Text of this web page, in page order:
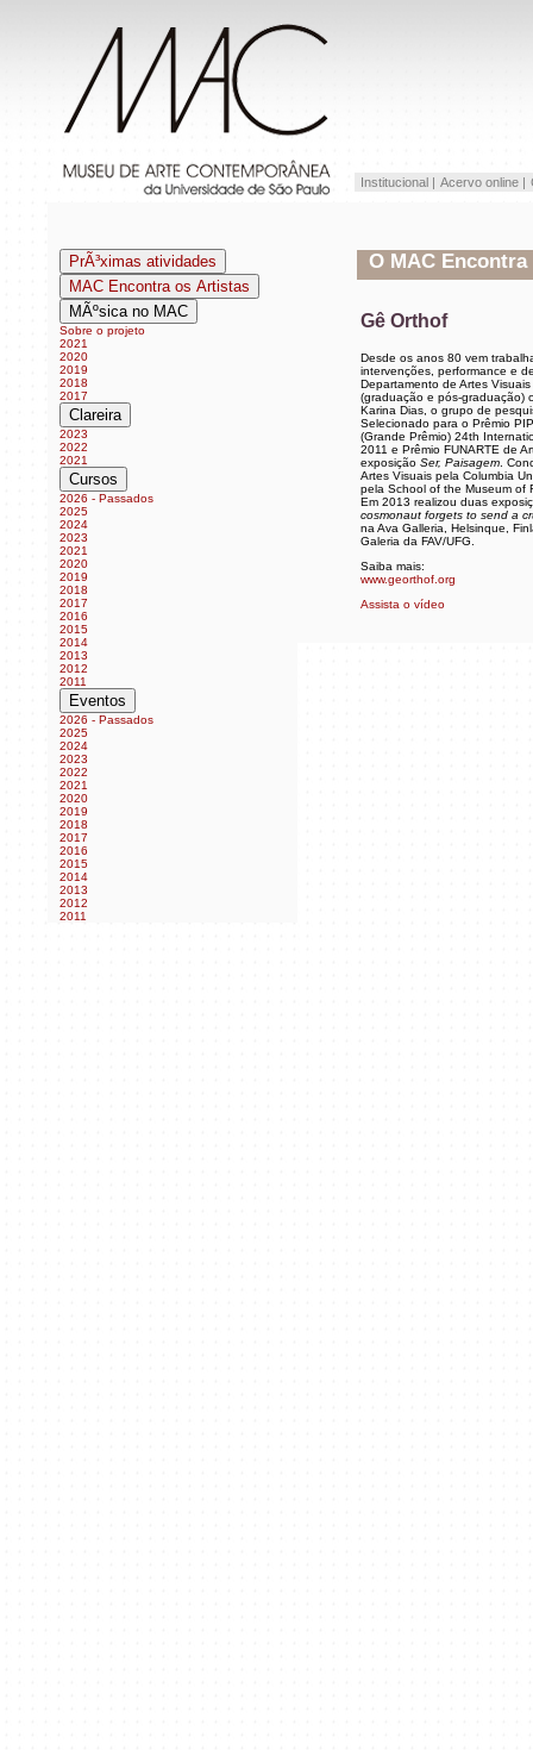
PrÃ³ximas atividades
MAC Encontra os Artistas
MÃºsica no MAC
Sobre o projeto
2021
2020
2019
2018
2017
Clareira
2023
2022
2021
Cursos
2026 - Passados
2025
2024
2023
2021
2020
2019
2018
2017
2016
2015
2014
2013
2012
2011
Eventos
2026 - Passados
2025
2024
2023
2022
2021
2020
2019
2018
2017
2016
2015
2014
2013
2012
2011
O MAC Encontra
Gê Orthof
Desde os anos 80 vem
intervenções, performance e
Departamento de Artes
(graduação e pós-graduação)
Karina Dias, o grupo de
Selecionado para o Prêmio
(Grande Prêmio) 24th
2011 e Prêmio FUNARTE de
exposição Ser, Paisagem .
Artes Visuais pela Columbia
pela School of the Museum of
Em 2013 realizou duas
cosmonaut forgets to send a
na Ava Galleria, Helsinque,
Galeria da FAV/UFG.
Saiba mais:
www.georthof.org
Assista o vídeo
Institucional | Acervo online |